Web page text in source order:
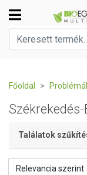
Főoldal
Találatok
Relevancia szerint